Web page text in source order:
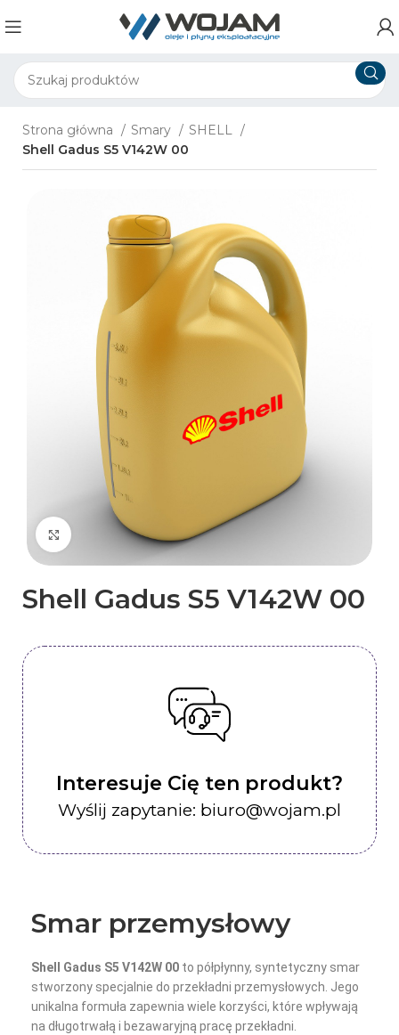
Strona główna Smary
SHELL
Shell Gadus S5 V142W 00
Kliknij, aby powiększyć
Shell Gadus S5 V142W 00
Interesuje Cię ten produkt?
Wyślij zapytanie: biuro@wojam.pl
Smar przemysłowy
Shell Gadus S5 V142W 00 to półpłynny, syntetyczny smar
stworzony specjalnie do przekładni przemysłowych. Jego
unikalna formuła zapewnia wiele korzyści, które wpływają
na długotrwałą i bezawaryjną pracę przekładni.